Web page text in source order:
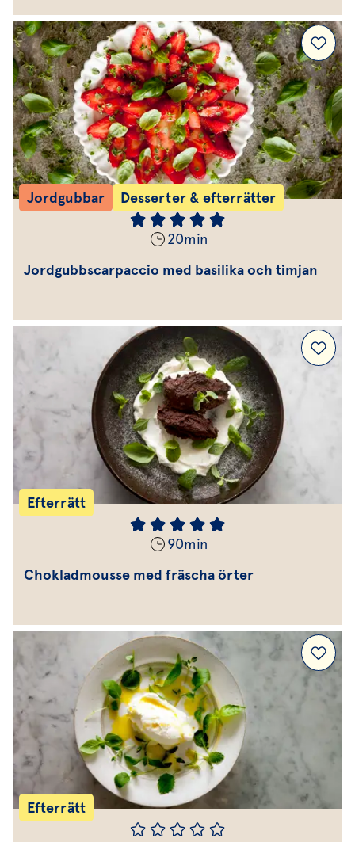
Jordgubbar Desserter & efterrätter
20min
Jordgubbscarpaccio med basilika och timjan
Efterrätt
90min
Chokladmousse med fräscha örter
Efterrätt